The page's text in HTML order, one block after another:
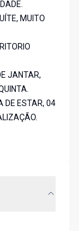
MUITO
JANTAR,
DE ESTAR, 04